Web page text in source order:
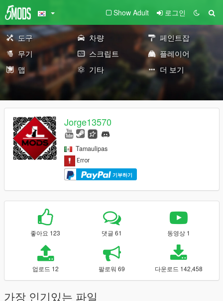
Show Adult 로그인
도구 차량
페인트잡
무기
스크립트
플레이어
맵
기타 더 보기
Jorge13570
Tamaulipas
기부하기
좋아요 123 댓글 61 동영상 1
업로드 12 팔로워 69 다운로드 142,458
가장 인기있는 파일